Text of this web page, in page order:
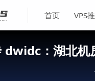
首页 VPS
dwidc：湖北机